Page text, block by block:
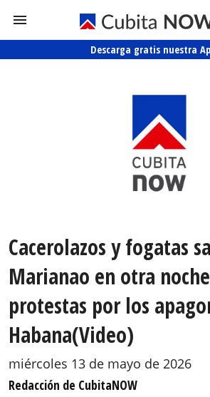
Descarga gratis nuestra
Cacerolazos y fogatas
Marianao en otra
protestas por los
Habana(Video)
miércoles 13 de mayo de 2026
Redacción de CubitaNOW